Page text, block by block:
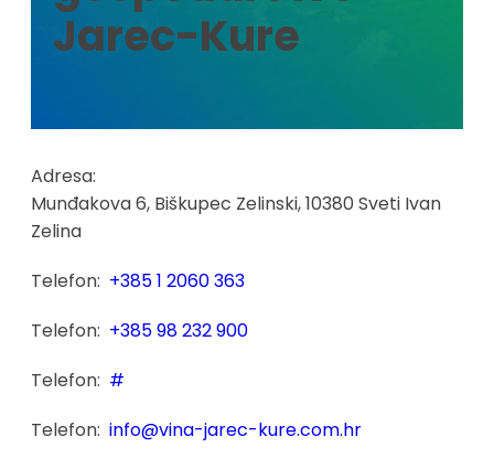
Jarec-Kure
Adresa:
Munđakova 6, Biškupec Zelinski, 10380 Sveti Ivan
Zelina
Telefon: +385 1 2060 363
Telefon: +385 98 232 900
Telefon: #
Telefon: info@vina-jarec-kure.com.hr